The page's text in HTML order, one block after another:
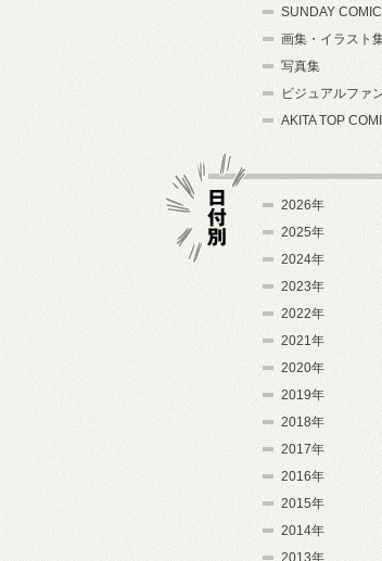
SUNDAY
画集・イラスト
写真集
ビジュアルファ
AKITA TOP
2026年
2025年
2024年
2023年
2022年
2021年
2020年
2019年
2018年
2017年
2016年
2015年
2014年
2013年